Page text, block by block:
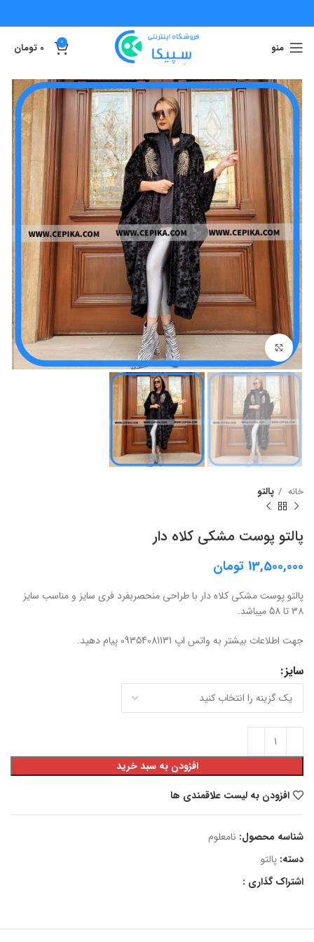
منو 0
0 تومان
برای بزرگنمایی کلیک کنید
خانه پالتو
پالتو پوست مشکی کلاه دار
13,500,000 تومان
پالتو پوست مشکی کلاه دار با طراحی منحصربفرد فری سایز و مناسب سایز
38 تا 58 میباشد.
جهت اطلاعات بیشتر به واتس اپ 09354081131 پیام دهید.
سایز
افزودن به سبد خرید
افزودن به لیست علاقمندی ها
شناسه محصول: نامعلوم
دسته: پالتو
اشتراک گذاری :